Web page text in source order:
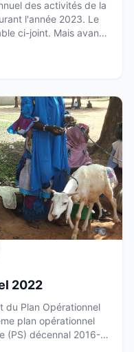
des activités de la
l'année 2023. Le
ci-joint. Mais avant,
2022
du Plan Opérationnel
plan opérationnel
(PS) décennal 2016-